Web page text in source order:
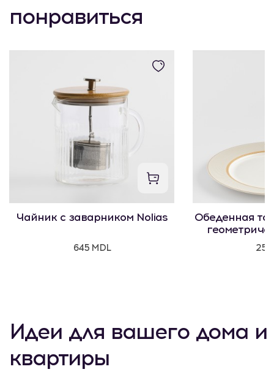
понравиться
Чайник с заварником Nolias
645 MDL
Обеденная
Идеи для вашего дома и
квартиры